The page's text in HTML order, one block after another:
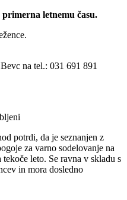
letnemu času.
na tel.: 031 691 891
potrdi, da je seznanjen z
za varno sodelovanje na
leto. Se ravna v skladu s
in mora dosledno